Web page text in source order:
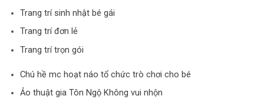
Trang trí sinh nhật bé gái
Trang trí đơn lẻ
Trang trí trọn gói
Chú hề mc hoạt náo tổ chức trò chơi cho bé
Ảo thuật gia Tôn Ngộ Không vui nhộn